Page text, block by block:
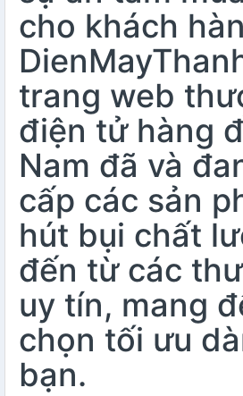
cho khách
trang web
điện tử hàng
Nam đã và
cấp các sản
hút bụi chất
đến từ các
uy tín, mang
chọn tối ưu
bạn.